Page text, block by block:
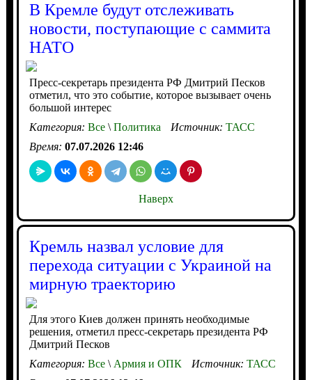
В Кремле будут отслеживать
новости, поступающие с саммита
НАТО
Пресс-секретарь президента РФ Дмитрий Песков
отметил, что это событие, которое вызывает очень
большой интерес
Категория: Все\Политика Источник: ТАСС
Время: 07.07.2026 12:46
Наверх
Кремль назвал условие для
перехода ситуации с Украиной на
мирную траекторию
Для этого Киев должен принять необходимые
решения, отметил пресс-секретарь президента РФ
Дмитрий Песков
Категория: Все\Армия и ОПК Источник: ТАСС